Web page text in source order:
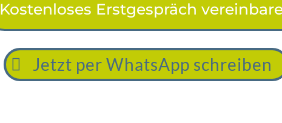
Kostenloses Erstgespräch
Jetzt per WhatsApp schreiben